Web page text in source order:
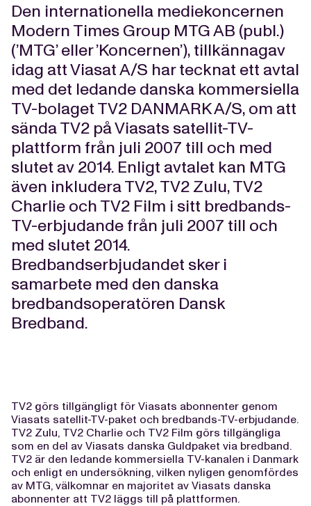
Den internationella mediekoncernen
Modern Times Group MTG AB (publ.)
(’MTG’ eller ’Koncernen’), tillkännagav
idag att Viasat A/S har tecknat ett avtal
med det ledande danska kommersiella
TV-bolaget TV2 DANMARK A/S, om att
sända TV2 på Viasats satellit-TV-
plattform från juli 2007 till och med
slutet av 2014. Enligt avtalet kan MTG
även inkludera TV2, TV2 Zulu, TV2
Charlie och TV2 Film i sitt bredbands-
TV-erbjudande från juli 2007 till och
med slutet 2014.
Bredbandserbjudandet sker i
samarbete med den danska
bredbandsoperatören Dansk
Bredband.
TV2 görs tillgängligt för Viasats abonnenter genom
Viasats satellit-TV-paket och bredbands-TV-erbjudande.
TV2 Zulu, TV2 Charlie och TV2 Film görs tillgängliga
som en del av Viasats danska Guldpaket via bredband.
TV2 är den ledande kommersiella TV-kanalen i Danmark
och enligt en undersökning, vilken nyligen genomfördes
av MTG, välkomnar en majoritet av Viasats danska
abonnenter att TV2 läggs till på plattformen.